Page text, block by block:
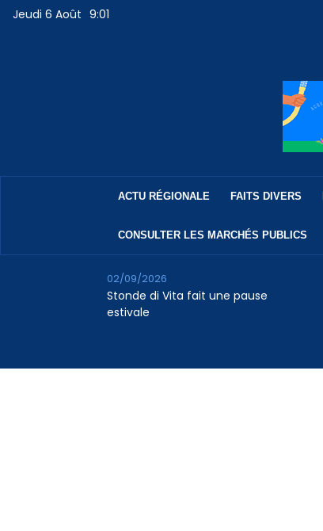
Jeudi 6 Août 9:01
ACTU RÉGIONALE FAITS DIVERS
CONSULTER LES MARCHÉS PUBLICS
Stonde di Vita fait une pause
estivale
02/09/2026